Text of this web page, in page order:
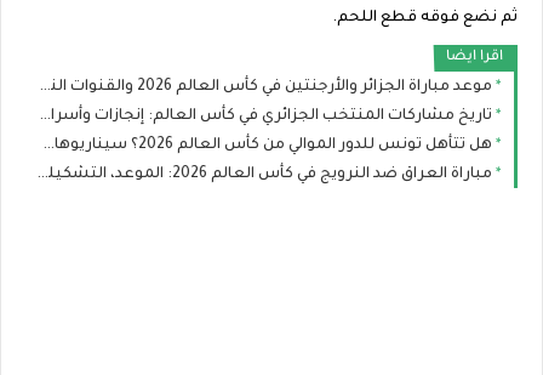
ثم نضع فوقه قطع اللحم.
اقرا ايضا
موعد مباراة الجزائر والأرجنتين في كأس العالم 2026 والقنوات الناقلة والتشكيل المتوقع
تاريخ مشاركات المنتخب الجزائري في كأس العالم: إنجازات وأسرار لا تعرفها عن محاربي الصحراء
هل تتأهل تونس للدور الموالي من كأس العالم 2026؟ سيناريوهات رينارد بعد صدمة السويد
مباراة العراق ضد النرويج في كأس العالم 2026: الموعد، التشكيلة المتوقعة والقنوات الناقلة